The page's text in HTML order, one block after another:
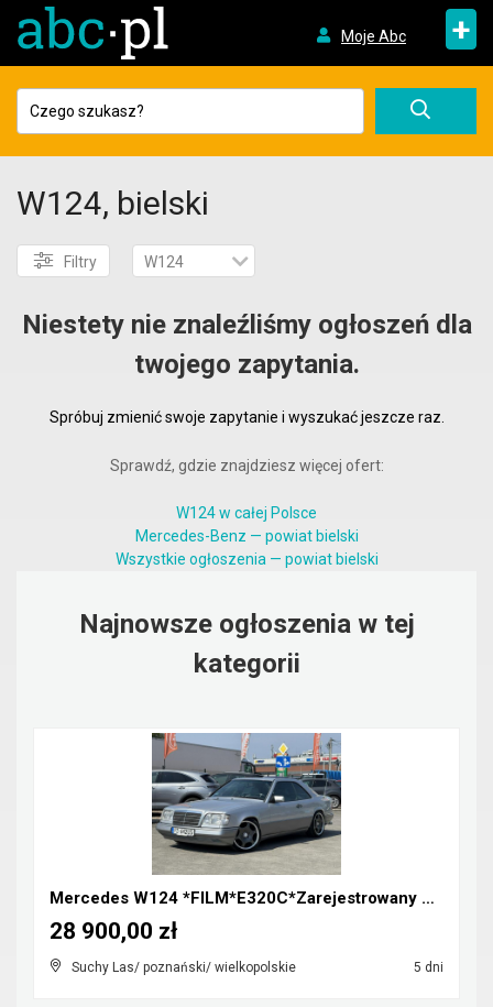
Moje Abc +
W124, bielski
Filtry W124
Niestety nie znaleźliśmy ogłoszeń dla
twojego zapytania.
Spróbuj zmienić swoje zapytanie i wyszukać jeszcze raz.
Sprawdź, gdzie znajdziesz więcej ofert:
W124 w całej Polsce
Mercedes-Benz — powiat bielski
Wszystkie ogłoszenia — powiat bielski
Najnowsze ogłoszenia w tej
kategorii
Mercedes W124 *FILM*E320C*Zarejestrowany w Polsce*...
Suchy Las/ poznański/ wielkopolskie 5 dni
28 900,00 zł